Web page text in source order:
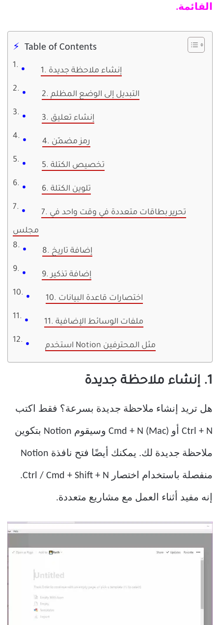
القائمة.
Table of Contents
1. إنشاء ملاحظة جديدة
2. التبديل إلى الوضع المظلم
3. إنشاء تعليق
4. رمز مضمّن
5. تخصيص الكتلة
6. تلوين الكتلة
7. تحرير بطاقات متعددة في وقت واحد في
مجلس
8. إضافة تاريخ
9. إضافة تذكير
10. اختصارات قاعدة البيانات
11. ملفات الوسائط الإضافية
استخدم Notion مثل المحترفين
1. إنشاء ملاحظة جديدة
هل تريد إنشاء ملاحظة جديدة بسرعة؟ فقط اكتب
Ctrl + N أو Cmd + N (Mac) وسيقوم Notion بتكوين
ملاحظة جديدة لك. يمكنك أيضًا فتح نافذة Notion
منفصلة باستخدام اختصار Ctrl / Cmd + Shift + N.
إنه مفيد أثناء العمل مع مشاريع متعددة.